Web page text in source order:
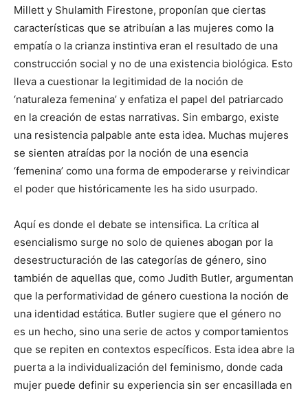
Millett y Shulamith Firestone, proponían que ciertas
características que se atribuían a las mujeres como la
empatía o la crianza instintiva eran el resultado de una
construcción social y no de una existencia biológica. Esto
lleva a cuestionar la legitimidad de la noción de
‘naturaleza femenina’ y enfatiza el papel del patriarcado
en la creación de estas narrativas. Sin embargo, existe
una resistencia palpable ante esta idea. Muchas mujeres
se sienten atraídas por la noción de una esencia
‘femenina’ como una forma de empoderarse y reivindicar
el poder que históricamente les ha sido usurpado.
Aquí es donde el debate se intensifica. La crítica al
esencialismo surge no solo de quienes abogan por la
desestructuración de las categorías de género, sino
también de aquellas que, como Judith Butler, argumentan
que la performatividad de género cuestiona la noción de
una identidad estática. Butler sugiere que el género no
es un hecho, sino una serie de actos y comportamientos
que se repiten en contextos específicos. Esta idea abre la
puerta a la individualización del feminismo, donde cada
mujer puede definir su experiencia sin ser encasillada en